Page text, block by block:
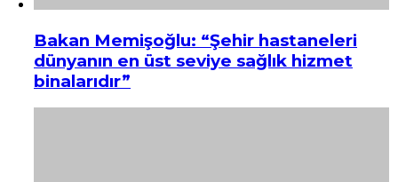
Bakan Memişoğlu: “Şehir hastaneleri
dünyanın en üst seviye sağlık hizmet
binalarıdır”